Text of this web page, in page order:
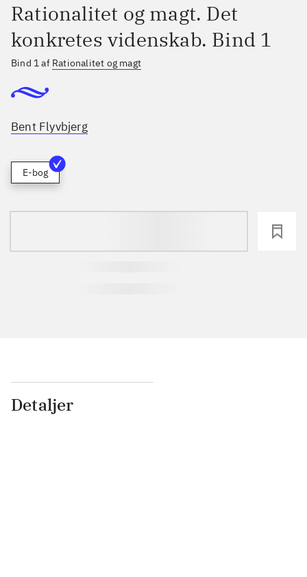
Rationalitet og magt. Det
konkretes videnskab. Bind 1
Bind 1 af Rationalitet og magt
Bent Flyvbjerg
E-bog
Detaljer